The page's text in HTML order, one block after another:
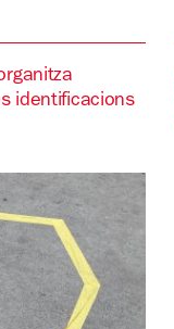
identificacions